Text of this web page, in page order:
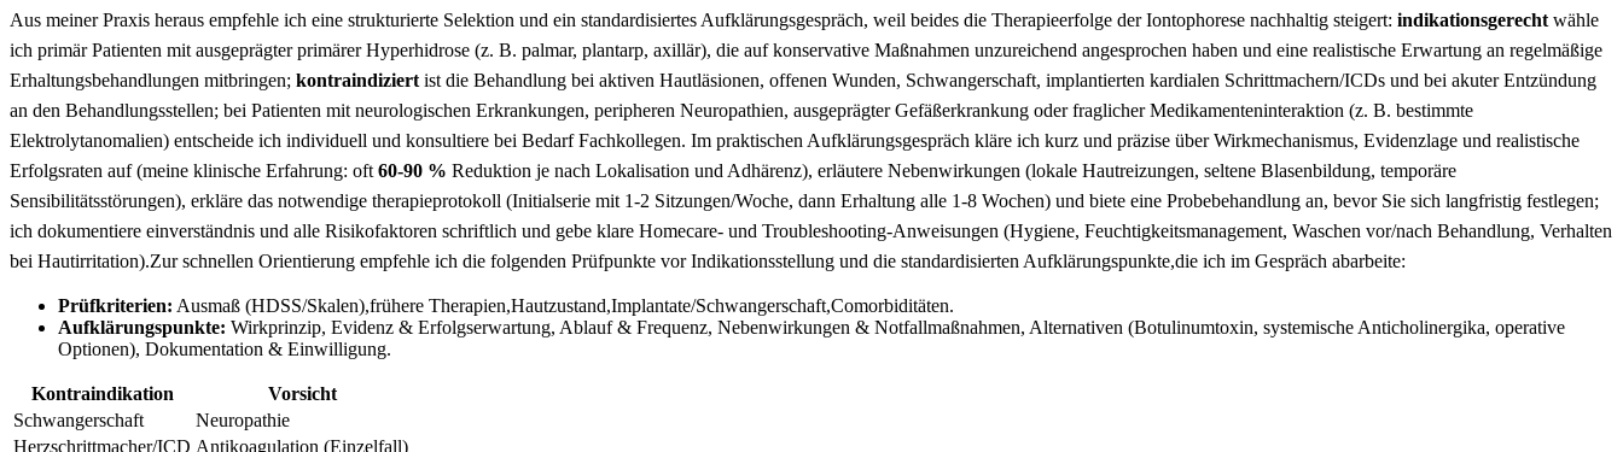
Aus meiner‍ Praxis heraus empfehle ich ‌eine strukturierte Selektion und ein standardisiertes‌ Aufklärungsgespräch, weil beides⁢ die Therapieerfolge der Iontophorese nachhaltig steigert: indikationsgerecht wähle
ich ⁣primär Patienten mit ausgeprägter ⁣primärer Hyperhidrose (z. B. palmar, plantarp, axillär),⁤ die auf konservative Maßnahmen unzureichend angesprochen haben und eine realistische⁢ Erwartung an ⁤regelmäßige
Erhaltungsbehandlungen mitbringen; kontraindiziert ist ⁣die Behandlung bei‍ aktiven Hautläsionen, offenen ⁣Wunden, Schwangerschaft, implantierten‌ kardialen Schrittmachern/ICDs und‍ bei akuter Entzündung
an den Behandlungsstellen; bei Patienten mit neurologischen Erkrankungen, peripheren Neuropathien, ausgeprägter Gefäßerkrankung oder fraglicher Medikamenteninteraktion (z. B. bestimmte
Elektrolytanomalien) entscheide ich ​individuell‍ und konsultiere​ bei Bedarf ⁤Fachkollegen. Im praktischen⁢ Aufklärungsgespräch kläre ich ‍kurz und präzise über Wirkmechanismus,⁢ Evidenzlage und realistische
Erfolgsraten auf (meine klinische Erfahrung: oft 60-90 ⁤% Reduktion je nach Lokalisation ⁢und Adhärenz), erläutere ⁣Nebenwirkungen (lokale Hautreizungen, seltene Blasenbildung, temporäre
Sensibilitätsstörungen), ⁤erkläre⁤ das notwendige ⁤therapieprotokoll (Initialserie mit 1-2 Sitzungen/Woche, dann Erhaltung alle ⁣1-8 ​Wochen) und biete eine Probebehandlung an, bevor Sie sich langfristig festlegen;‌
ich dokumentiere einverständnis und alle Risikofaktoren schriftlich und gebe ⁤klare Homecare‑ ‌und Troubleshooting‑Anweisungen⁢ (Hygiene, Feuchtigkeitsmanagement, Waschen vor/nach Behandlung, Verhalten​
bei Hautirritation).Zur schnellen ‍Orientierung empfehle ich ⁣die folgenden Prüfpunkte vor Indikationsstellung‍ und die standardisierten Aufklärungspunkte,die ich im Gespräch abarbeite:⁤
Prüfkriterien: Ausmaß (HDSS/Skalen),frühere ⁣Therapien,Hautzustand,Implantate/Schwangerschaft,Comorbiditäten.
Aufklärungspunkte: Wirkprinzip, Evidenz & Erfolgserwartung, Ablauf ⁢& Frequenz, Nebenwirkungen⁢ & Notfallmaßnahmen, Alternativen (Botulinumtoxin, systemische Anticholinergika, operative
Optionen), Dokumentation & Einwilligung.
Kontraindikation
Vorsicht
Schwangerschaft
Neuropathie
Herzschrittmacher/ICD Antikoagulation (Einzelfall)